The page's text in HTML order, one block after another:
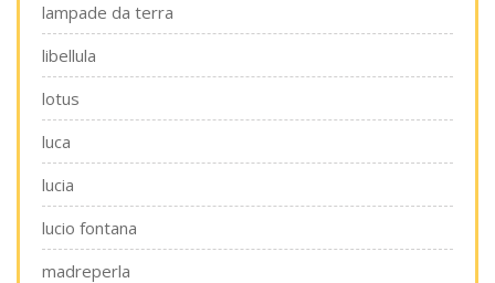
lampade da terra
libellula
lotus
luca
lucia
lucio fontana
madreperla